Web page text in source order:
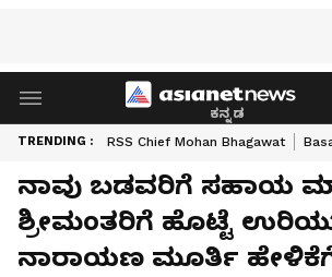
ಕನ್ನಡ
TRENDING : RSS Chief Mohan Bhagawat
ನಾವು ಬಡವರಿಗೆ ಸಹಾಯ
ಶ್ರೀಮಂತರಿಗೆ ಹೊಟ್ಟೆ
ನಾರಾಯಣ ಮೂರ್ತಿ